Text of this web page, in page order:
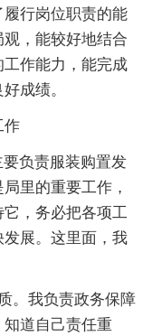
行岗位职责的能
，能较好地结合
作能力，能完成
成绩。
作
负责服装购置发
里的重要工作，
，务必把各项工
展。这里面，我
。我负责政务保障
道自己责任重